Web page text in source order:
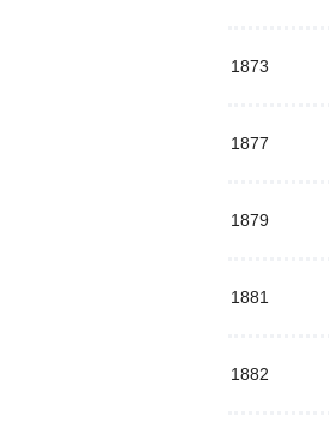
1873
1877
1879
1881
1882